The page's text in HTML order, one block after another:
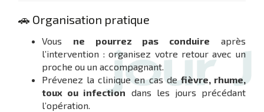
🚗 Organisation pratique
Vous ne pourrez pas conduire après
l’intervention : organisez votre retour avec un
proche ou un accompagnant.
Prévenez la clinique en cas defièvre, rhume,
toux ou infection dans les jours précédant
l’opération.